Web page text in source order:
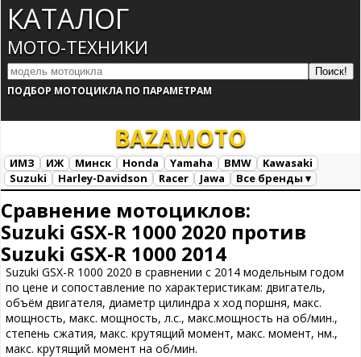
КАТАЛОГ
МОТО-ТЕХНИКИ
ПОДБОР МОТОЦИКЛА ПО ПАРАМЕТРАМ
BAZAMOTO
ИМЗ ИЖ Минск Honda Yamaha BMW
Kawasaki
Suzuki
Harley-Davidson Racer Jawa
Все бренды ▾
Сравнение мотоциклов:
Suzuki GSX-R 1000 2020 против
Suzuki GSX-R 1000 2014
Suzuki GSX-R 1000 2020 в сравнении с 2014 модельным годом
по цене и сопоставление по характеристикам: двигатель,
объём двигателя, диаметр цилиндра х ход поршня, макс.
мощность, макс. мощность, л.с., макс.мощность на об/мин.,
степень сжатия, макс. крутящий момент, макс. момент, нм.,
макс. крутящий момент на об/мин.